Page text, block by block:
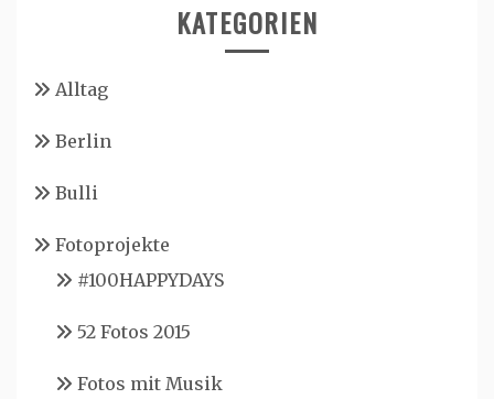
KATEGORIEN
Alltag
Berlin
Bulli
Fotoprojekte
#100HAPPYDAYS
52 Fotos 2015
Fotos mit Musik